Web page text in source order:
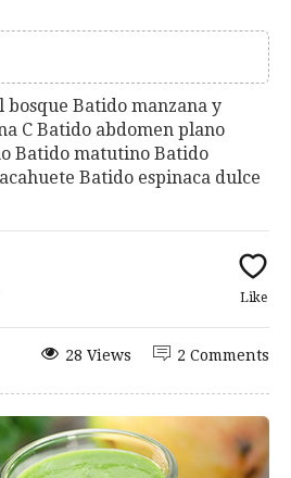
Batido manzana y
C Batido abdomen plano
Batido matutino Batido
Batido espinaca dulce
Like
2 Comments
28 Views